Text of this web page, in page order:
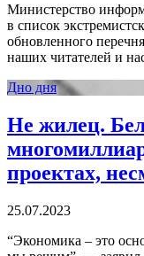
Министерство
в список
обновленного
наших читателей и
Дно дня
Не жилец.
проектах,
25.07.2023
“Экономика – это